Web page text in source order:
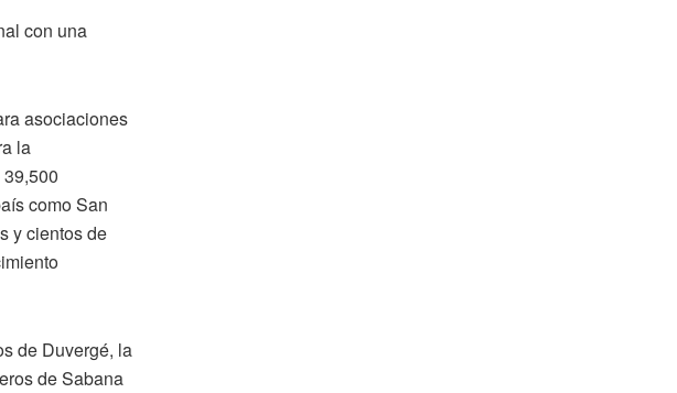
con una
asociaciones
la
como San
y cientos de
de Duvergé, la
de Sabana